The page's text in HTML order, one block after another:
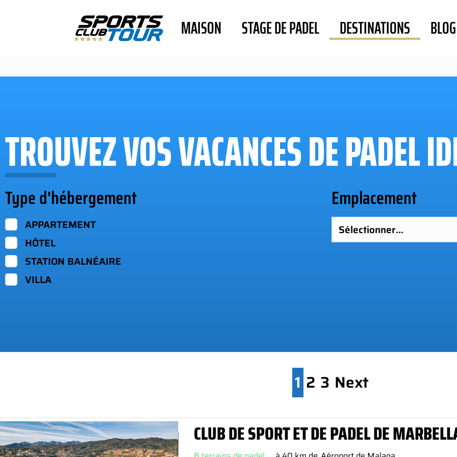
MAISON STAGE DE PADEL DESTINATIONS BLOG
TROUVEZ VOS VACANCES DE PADEL
Type d'hébergement
APPARTEMENT
HÔTEL
STATION BALNÉAIRE
VILLA
Emplacement
1 2 3 Next
CLUB DE SPORT ET DE PADEL DE